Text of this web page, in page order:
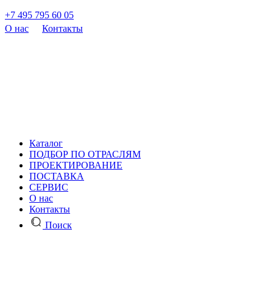
+7 495 795 60 05
О нас
Контакты
Каталог
ПОДБОР ПО ОТРАСЛЯМ
ПРОЕКТИРОВАНИЕ
ПОСТАВКА
СЕРВИС
О нас
Контакты
Поиск